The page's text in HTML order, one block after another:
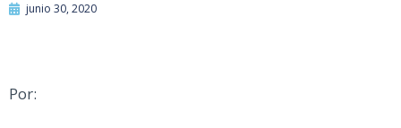
junio 30, 2020
Por: